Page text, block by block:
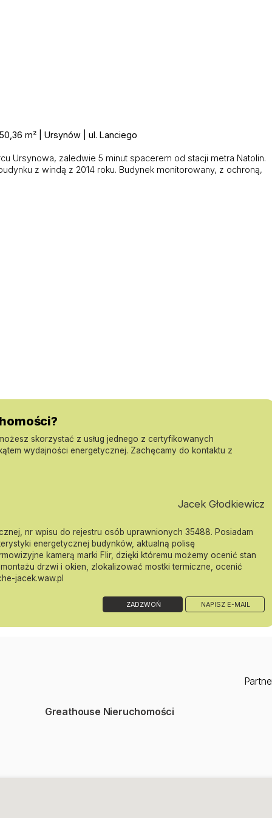
m² | Ursynów | ul. Lanciego
Ursynowa, zaledwie 5 minut spacerem od stacji metra Natolin.
z windą z 2014 roku. Budynek monitorowany, z ochroną,
zabudowana mikrofala, płyta indukcyjna
z grudnia 2022 roku, suszarka z grudnia 2024 roku,
pawlacz, podwyższone meble kuchenne
skorzystać z usług jednego z certyfikowanych
wydajności energetycznej. Zachęcamy do kontaktu z
Jacek Głodkiewicz
nr wpisu do rejestru osób uprawnionych 35488. Posiadam
energetycznej budynków, aktualną polisę
kamerą marki Flir, dzięki któremu możemy ocenić stan
drzwi i okien, zlokalizować mostki termiczne, ocenić
jacek.waw.pl
ZADZWOŃ NAPISZ E-MAIL
Greathouse Nieruchomości